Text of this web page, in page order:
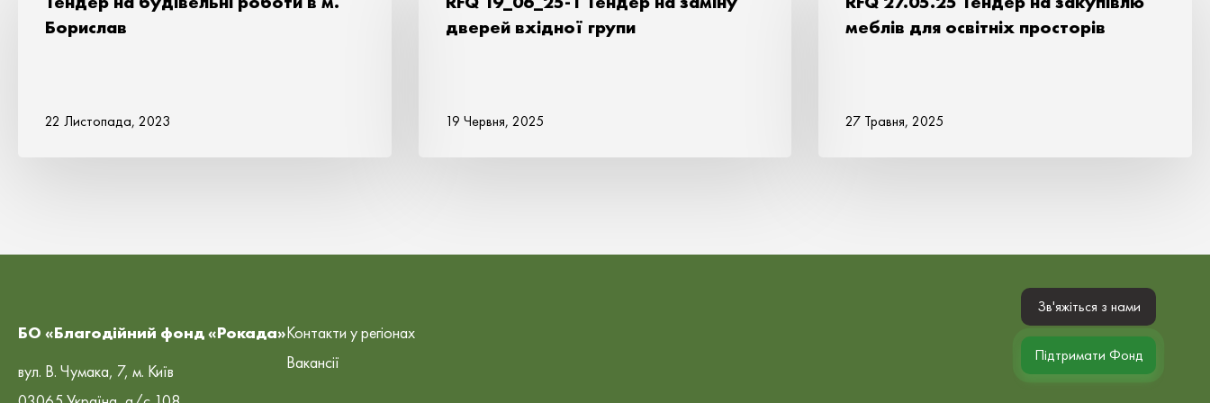
Борислав
22 Листопада, 2023
дверей вхідної групи
19 Червня, 2025
меблів для освітніх просторів
27 Травня, 2025
БО «Благодійний фонд «Рокада»
вул. В. Чумака, 7, м. Київ
Контакти у регіонах
Вакансії
Зв'яжіться з нами
Підтримати Фонд